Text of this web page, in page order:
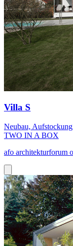
Villa S
Neubau,
TWO IN A BOX
afo architekturforum